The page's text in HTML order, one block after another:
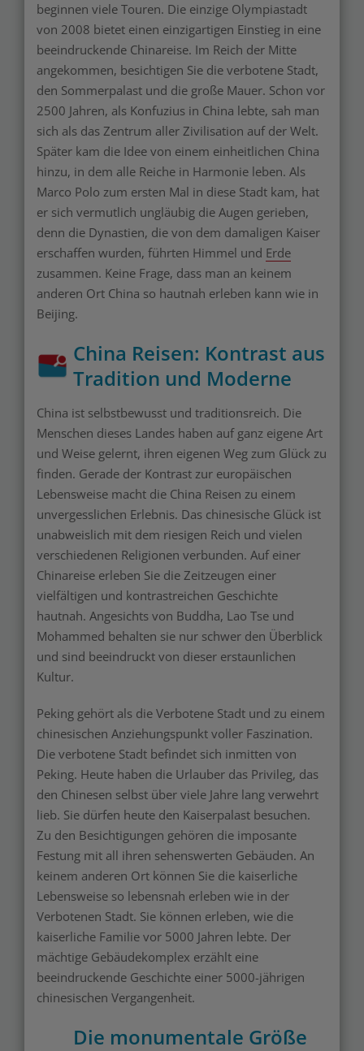
beginnen viele Touren. Die einzige Olympiastadt
von 2008 bietet einen einzigartigen Einstieg in eine
beeindruckende Chinareise. Im Reich der Mitte
angekommen, besichtigen Sie die verbotene Stadt,
den Sommerpalast und die große Mauer. Schon vor
2500 Jahren, als Konfuzius in China lebte, sah man
sich als das Zentrum aller Zivilisation auf der Welt.
Später kam die Idee von einem einheitlichen China
hinzu, in dem alle Reiche in Harmonie leben. Als
Marco Polo zum ersten Mal in diese Stadt kam, hat
er sich vermutlich ungläubig die Augen gerieben,
denn die Dynastien, die von dem damaligen Kaiser
erschaffen wurden, führten Himmel und Erde
zusammen. Keine Frage, dass man an keinem
anderen Ort China so hautnah erleben kann wie in
Beijing.
China Reisen: Kontrast aus
Tradition und Moderne
China ist selbstbewusst und traditionsreich. Die
Menschen dieses Landes haben auf ganz eigene Art
und Weise gelernt, ihren eigenen Weg zum Glück zu
finden. Gerade der Kontrast zur europäischen
Lebensweise macht die China Reisen zu einem
unvergesslichen Erlebnis. Das chinesische Glück ist
unabweislich mit dem riesigen Reich und vielen
verschiedenen Religionen verbunden. Auf einer
Chinareise erleben Sie die Zeitzeugen einer
vielfältigen und kontrastreichen Geschichte
hautnah. Angesichts von Buddha, Lao Tse und
Mohammed behalten sie nur schwer den Überblick
und sind beeindruckt von dieser erstaunlichen
Kultur.
Peking gehört als die Verbotene Stadt und zu einem
chinesischen Anziehungspunkt voller Faszination.
Die verbotene Stadt befindet sich inmitten von
Peking. Heute haben die Urlauber das Privileg, das
den Chinesen selbst über viele Jahre lang verwehrt
lieb. Sie dürfen heute den Kaiserpalast besuchen.
Zu den Besichtigungen gehören die imposante
Festung mit all ihren sehenswerten Gebäuden. An
keinem anderen Ort können Sie die kaiserliche
Lebensweise so lebensnah erleben wie in der
Verbotenen Stadt. Sie können erleben, wie die
kaiserliche Familie vor 5000 Jahren lebte. Der
mächtige Gebäudekomplex erzählt eine
beeindruckende Geschichte einer 5000-jährigen
chinesischen Vergangenheit.
Die monumentale Größe